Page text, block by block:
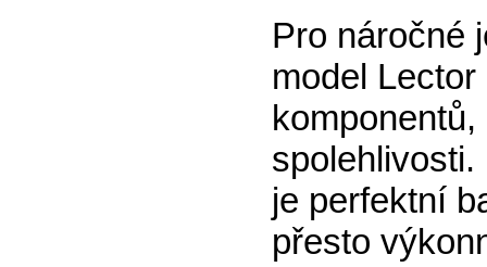
Pro náročné
model Lector
spolehlivosti.
je perfektní
přesto